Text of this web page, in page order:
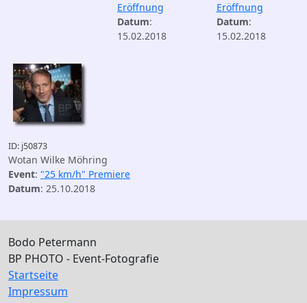
Eröffnung
Datum:
15.02.2018
Eröffnung
Datum:
15.02.2018
ID: j50873
Wotan Wilke Möhring
Event: "25 km/h" Premiere
Datum: 25.10.2018
Bodo Petermann
BP PHOTO - Event-Fotografie
Startseite
Impressum